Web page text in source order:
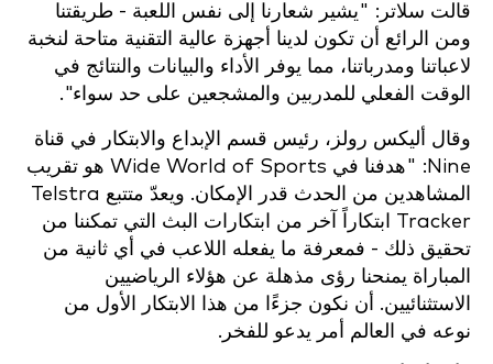
قالت سلاتر: "يشير شعارنا إلى نفس اللعبة - طريقتنا
ومن الرائع أن تكون لدينا أجهزة عالية التقنية متاحة لنخبة
لاعباتنا ومدرباتنا، مما يوفر الأداء والبيانات والنتائج في
الوقت الفعلي للمدربين والمشجعين على حد سواء".
وقال أليكس رولز، رئيس قسم الإبداع والابتكار في قناة
Nine: "هدفنا في Wide World of Sports هو تقريب
المشاهدين من الحدث قدر الإمكان. ويعدّ متتبع Telstra
Tracker ابتكاراً آخر من ابتكارات البث التي تمكننا من
تحقيق ذلك - فمعرفة ما يفعله اللاعب في أي ثانية من
المباراة يمنحنا رؤى مذهلة عن هؤلاء الرياضيين
الاستثنائيين. أن نكون جزءًا من هذا الابتكار الأول من
نوعه في العالم أمر يدعو للفخر.